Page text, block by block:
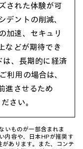
された体験が可
デントの削減、
加速、セキュリ
などが期待でき
は、長期的に経済
利用の場合は、
進させるため
さい。
いものが一部含まれま
内容や、日本HPが推奨す
あります。また、コンテ